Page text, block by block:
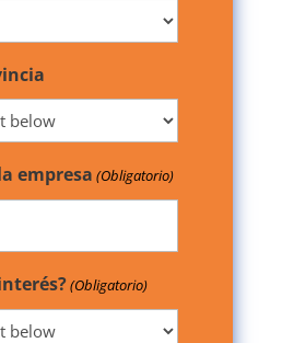
empresa (Obligatorio)
(Obligatorio)